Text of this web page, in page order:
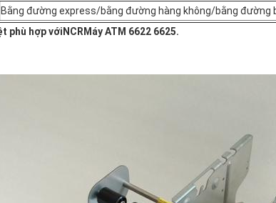
Bằng đường express/bằng đường hàng không/bằng đường
phù hợp với NCRMáy ATM 6622 6625.